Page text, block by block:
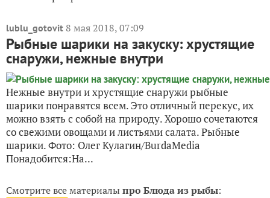
lublu_gotovit 8 мая 2018, 07:09
Рыбные шарики на закуску: хрустящие
снаружи, нежные внутри
Нежные внутри и хрустящие снаружи рыбные
шарики понравятся всем. Это отличный перекус, их
можно взять с собой на природу. Хорошо сочетаются
со свежими овощами и листьями салата. Рыбные
шарики. Фото: Олег Кулагин/BurdaMedia
Понадобится:На...
Смотрите все материалыпро Блюда из рыбы: